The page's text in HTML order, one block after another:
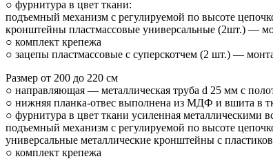
○ фурнитура в цвет ткани:
подъемный механизм с регулируемой по высоте
кронштейны пластмассовые универсальные (2шт.) —
○ комплект крепежа
○ зацепы пластмассовые с суперскотчем (2 шт.) —
Размер от 200 до 220 см
○ направляющая — металлическая труба d 25 мм с
○ нижняя планка-отвес выполнена из МДФ и вшита в
○ фурнитура в цвет ткани усиленная металлическими
подъемный механизм с регулируемой по высоте
универсальные металлические кронштейны с
○ комплект крепежа